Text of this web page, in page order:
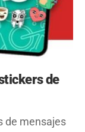
de
de mensajes